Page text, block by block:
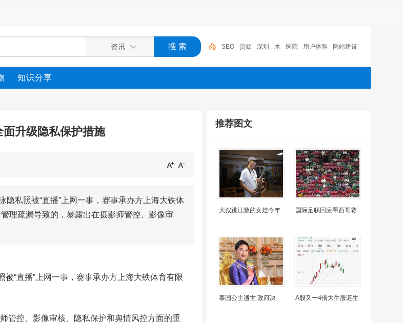
SEO 贷款 深圳 木 医院 用户体验 网站建设
机器人 摩托车 广州
知识分享
升级隐私保护措施
私照被“直播”上网一事，赛事承办方上海大铁体
理疏漏导致的，暴露出在摄影师管控、影像审
“直播”上网一事，赛事承办方上海大铁体育有限
管控、影像审核、隐私保护和舆情风控方面的重
推荐图文
大叔跳江救的女娃今年 国际足联回应墨西哥赛
泰国公主逝世 政府决 A股又一4倍大牛股诞生